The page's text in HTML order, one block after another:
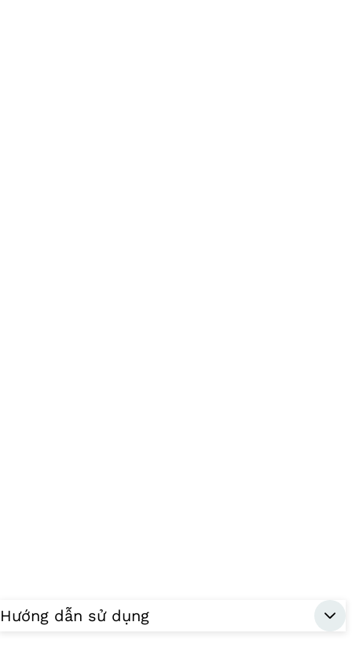
Hướng dẫn sử dụng